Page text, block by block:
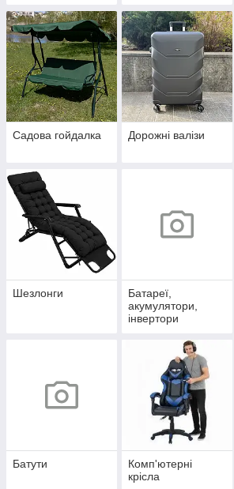
Садова гойдалка Дорожні валізи
Шезлонги
Батареї,
акумулятори,
інвертори
Батути
Комп'ютерні
крісла